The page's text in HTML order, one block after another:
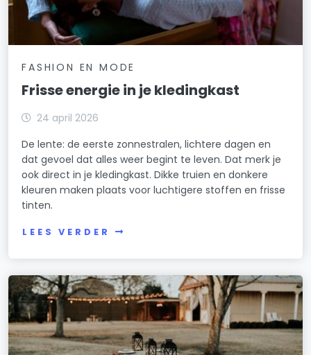
FASHION EN MODE
Frisse energie in je kledingkast
24 april 2026
De lente: de eerste zonnestralen, lichtere dagen en
dat gevoel dat alles weer begint te leven. Dat merk je
ook direct in je kledingkast. Dikke truien en donkere
kleuren maken plaats voor luchtigere stoffen en frisse
tinten.
LEES VERDER